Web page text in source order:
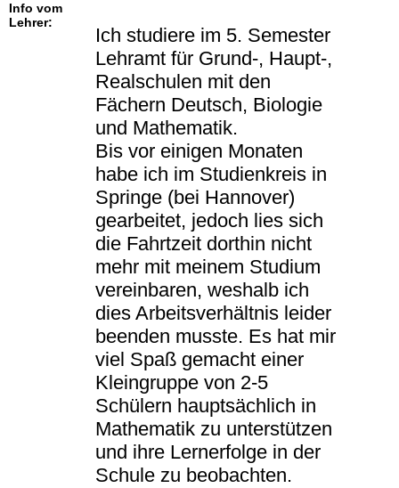
Info vom
Lehrer:
Ich studiere im 5. Semester
Lehramt für Grund-, Haupt-,
Realschulen mit den
Fächern Deutsch, Biologie
und Mathematik.
Bis vor einigen Monaten
habe ich im Studienkreis in
Springe (bei Hannover)
gearbeitet, jedoch lies sich
die Fahrtzeit dorthin nicht
mehr mit meinem Studium
vereinbaren, weshalb ich
dies Arbeitsverhältnis leider
beenden musste. Es hat mir
viel Spaß gemacht einer
Kleingruppe von 2-5
Schülern hauptsächlich in
Mathematik zu unterstützen
und ihre Lernerfolge in der
Schule zu beobachten.